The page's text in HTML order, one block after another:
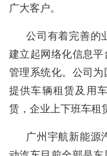
广大客户。
公司有着完善的
建立起网络化信息
管理系统化。公司
提供车辆租赁及用
赁，企业上下班车租
广州宇航新能源